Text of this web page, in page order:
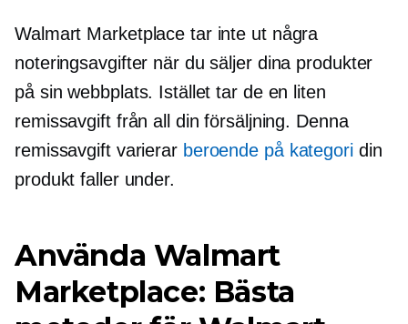
Walmart Marketplace tar inte ut några
noteringsavgifter när du säljer dina produkter
på sin webbplats. Istället tar de en liten
remissavgift från all din försäljning. Denna
remissavgift varierar beroende på kategoridin
produkt faller under.
Använda Walmart
Marketplace: Bästa